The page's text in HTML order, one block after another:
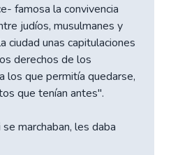
famosa la convivencia
judíos, musulmanes y
ciudad unas capitulaciones
derechos de los
los que permitía quedarse,
que tenían antes".
marchaban, les daba